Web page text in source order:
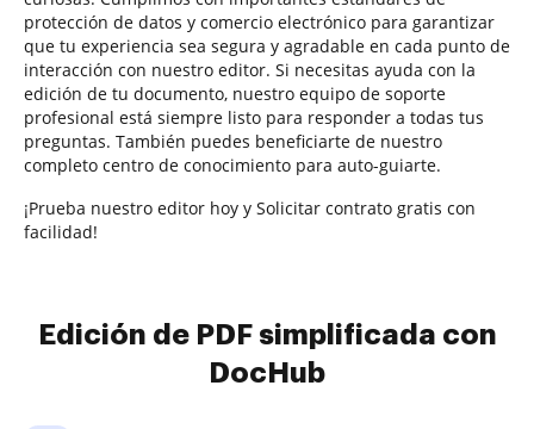
protección de datos y comercio electrónico para garantizar
que tu experiencia sea segura y agradable en cada punto de
interacción con nuestro editor. Si necesitas ayuda con la
edición de tu documento, nuestro equipo de soporte
profesional está siempre listo para responder a todas tus
preguntas. También puedes beneficiarte de nuestro
completo centro de conocimiento para auto-guiarte.
¡Prueba nuestro editor hoy y Solicitar contrato gratis con
facilidad!
Edición de PDF simplificada con
DocHub